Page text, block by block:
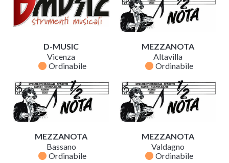
D-MUSIC
Vicenza
fiber_manual_record Ordinabile
MEZZANOTA
Altavilla
fiber_manual_record Ordinabile
MEZZANOTA
Bassano
fiber_manual_record Ordinabile
MEZZANOTA
Valdagno
fiber_manual_record Ordinabile